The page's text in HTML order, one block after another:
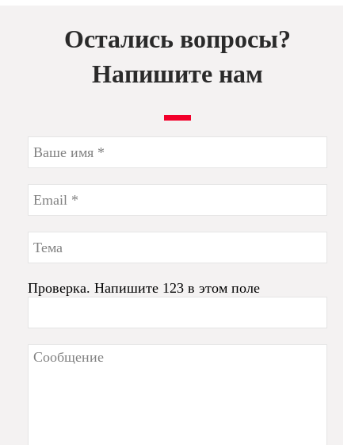
Остались вопросы?
Напишите нам
Проверка. Напишите 123 в этом поле